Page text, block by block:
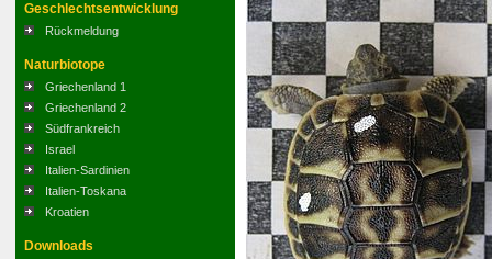
Geschlechtsentwicklung
Rückmeldung
Naturbiotope
Griechenland 1
Griechenland 2
Südfrankreich
Israel
Italien-Sardinien
Italien-Toskana
Kroatien
Downloads